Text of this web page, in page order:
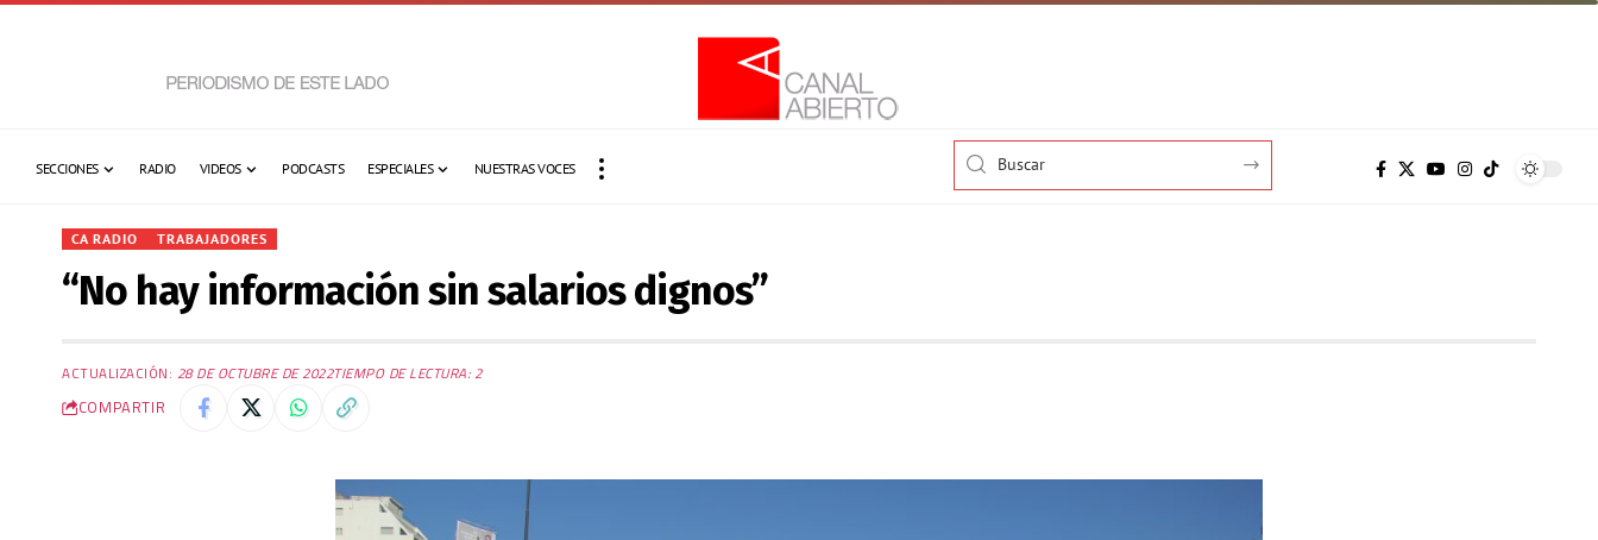
SECCIONES RADIO VIDEOS PODCASTS ESPECIALES NUESTRAS VOCES
CA RADIO TRABAJADORES
“No hay información sin salarios dignos”
ACTUALIZACIÓN: 28 DE OCTUBRE DE 2022TIEMPO DE LECTURA: 2
COMPARTIR